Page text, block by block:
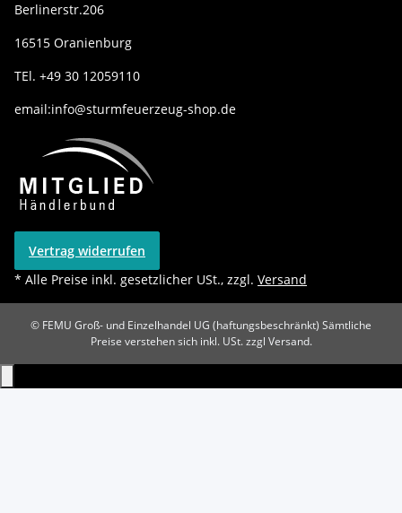
Berlinerstr.206
16515 Oranienburg
TEl. +49 30 12059110
email:info@sturmfeuerzeug-shop.de
Vertrag widerrufen
* Alle Preise inkl. gesetzlicher USt., zzgl. Versand
© FEMU Groß- und Einzelhandel UG (haftungsbeschränkt) Sämtliche
Preise verstehen sich inkl. USt. zzgl Versand.